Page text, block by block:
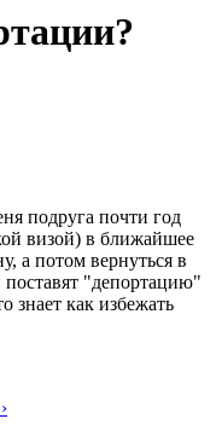
подруга почти год
визой) в ближайшее
а потом вернуться в
"депортацию"
как избежать